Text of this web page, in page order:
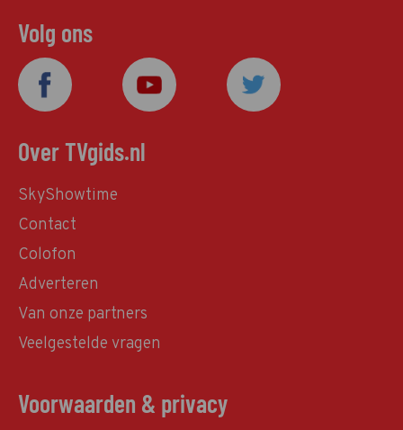
Volg ons
Over TVgids.nl
SkyShowtime
Contact
Colofon
Adverteren
Van onze partners
Veelgestelde vragen
Voorwaarden & privacy